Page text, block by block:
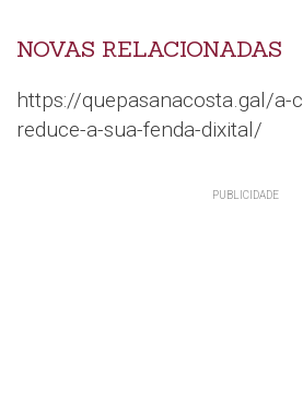
NOVAS RELACIONADAS
https://quepasanacosta.gal/a-
reduce-a-sua-fenda-dixital/